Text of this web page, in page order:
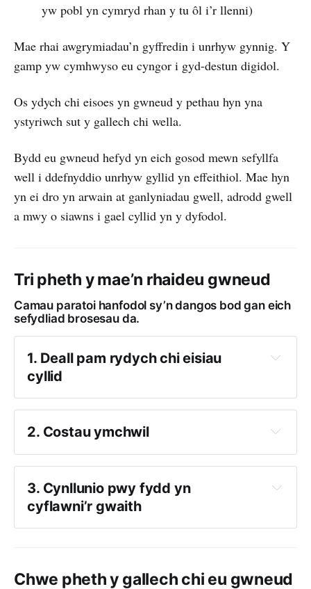
yw pobl yn cymryd rhan y tu ôl i’r llenni)
Mae rhai awgrymiadau’n gyffredin i unrhyw gynnig. Y
gamp yw cymhwyso eu cyngor i gyd-destun digidol.
Os ydych chi eisoes yn gwneud y pethau hyn yna
ystyriwch sut y gallech chi wella.
Bydd eu gwneud hefyd yn eich gosod mewn sefyllfa
well i ddefnyddio unrhyw gyllid yn effeithiol. Mae hyn
yn ei dro yn arwain at ganlyniadau gwell, adrodd gwell
a mwy o siawns i gael cyllid yn y dyfodol.
Tri pheth y mae’n rhaideu gwneud
Camau paratoi hanfodol sy’n dangos bod gan eich
sefydliad brosesau da.
1. Deall pam rydych chi eisiau
cyllid
Rhanddeiliaid mewnol eraill sydd ag
2. Costau ymchwil
3. Cynllunio pwy fydd yn
cyflawni’r gwaith
Chwe pheth y gallech chi eu gwneud